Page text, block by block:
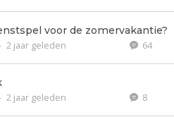
voor de zomervakantie?
2 jaar geleden 64
2 jaar geleden 8